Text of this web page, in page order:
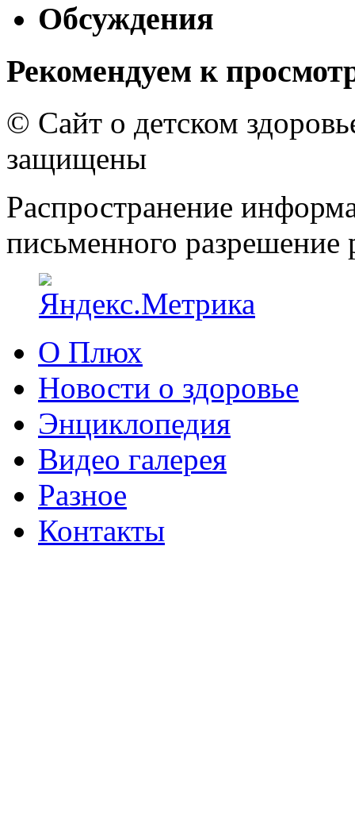
Обсуждения
Рекомендуем к
© Сайт о детском
защищены
Распространение
письменного разрешение
О Плюх
Новости о здоровье
Энциклопедия
Видео галерея
Разное
Контакты